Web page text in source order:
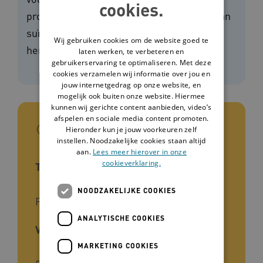
professionals handvatten om gevoelens van
suïcidaliteit beter te begrijpen, te
herkennen en ernaar te handelen.
In het kort
Type tool
Factsheet, Handreiking
Voor wie
cookies.
Wij gebruiken cookies om de website goed te
laten werken, te verbeteren en
gebruikerservaring te optimaliseren. Met deze
cookies verzamelen wij informatie over jou en
jouw internetgedrag op onze website, en
mogelijk ook buiten onze website. Hiermee
kunnen wij gerichte content aanbieden, video’s
afspelen en sociale media content promoten.
Hieronder kun je jouw voorkeuren zelf
instellen. Noodzakelijke cookies staan altijd
aan. Lees meer hierover in onze
cookieverklaring.
NOODZAKELIJKE COOKIES
ANALYTISCHE COOKIES
MARKETING COOKIES